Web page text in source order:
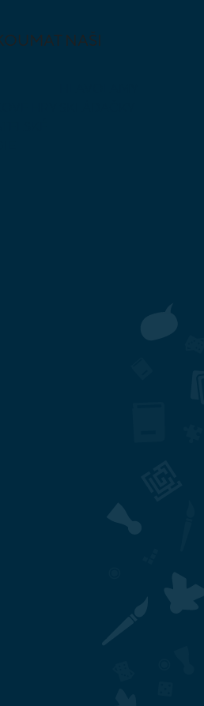
NAŠI